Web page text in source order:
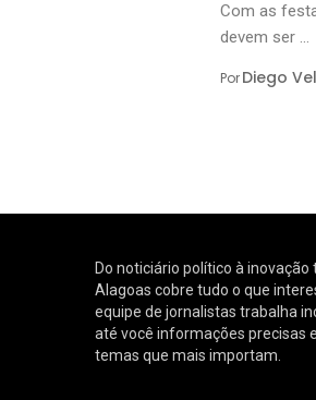
Com as
devem ser ...
PorDiego
Do noticiário político à
Alagoas cobre tudo o que
equipe de jornalistas trabalha
até você informações precisas
temas que mais importam.